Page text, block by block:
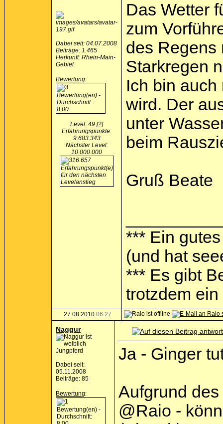
Dabei seit: 04.07.2008
Beiträge: 1.465
Herkunft: Rhein-Main-
Gebiet
Bewertung:
Level: 49 [?]
Erfahrungspunkte:
9.683.343
Nächster Level:
10.000.000
Das Wetter
zum
des Regens
Starkregen
Ich bin
wird. Der
unter
beim
Gruß Beate
*** Ein
(und hat
*** Es gibt
trotzdem
27.08.2010 06:27
Naggur
Jungpferd
Dabei seit:
05.11.2008
Beiträge: 85
Bewertung:
Ja - Ginger
Aufgrund
@Raio -